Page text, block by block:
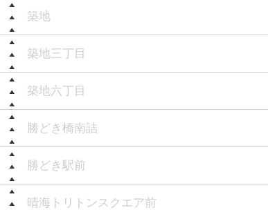
築地
築地三丁目
築地六丁目
勝どき橋南詰
勝どき駅前
晴海トリトンスクエア前